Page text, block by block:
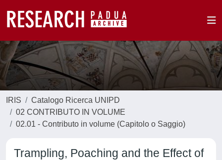
IRIS
Catalogo Ricerca UNIPD
02 CONTRIBUTO IN VOLUME
02.01 - Contributo in volume (Capitolo o Saggio)
Trampling, Poaching and the Effect of